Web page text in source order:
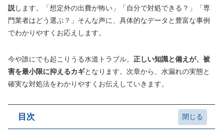
説します。「想定外の出費が怖い」「自分で対処できる？」「専
門業者はどう選ぶ？」そんな声に、具体的なデータと豊富な事例
でわかりやすくお応えします。
今や誰にでも起こりうる水道トラブル。 正しい知識と備えが、被
害を最小限に抑えるカギとなります。次章から、水漏れの実態と
確実な対処法をわかりやすくお伝えしていきます。
目次